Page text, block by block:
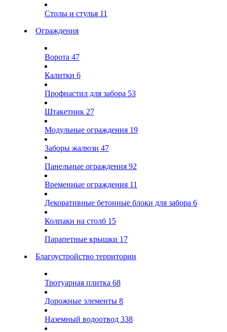
Столы и стулья 11
Ограждения
Ворота 47
Калитки 6
Профнастил для забора 53
Штакетник 27
Модульные ограждения 19
Заборы жалюзи 47
Панельные ограждения 92
Временные ограждения 11
Декоративные бетонные блоки для забора 6
Колпаки на столб 15
Парапетные крышки 17
Благоустройство территории
Тротуарная плитка 68
Дорожные элементы 8
Наземный водоотвод 338